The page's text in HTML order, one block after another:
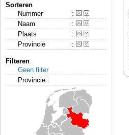
Sorteren
Nummer
:
Naam
:
Plaats
:
Provincie
:
Filteren
Geen filter
Provincie :